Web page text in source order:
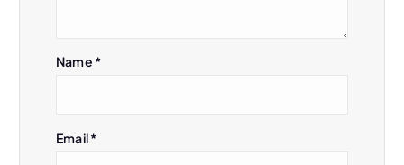
Name *
Email*